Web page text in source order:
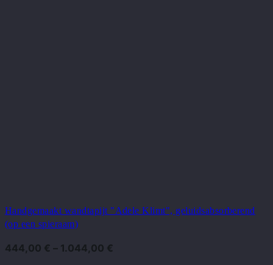
Handgemaakt wandtapijt "Adele Klimt", geluidsabsorberend
(op een spieraam)
444,00 € – 1.044,00 €